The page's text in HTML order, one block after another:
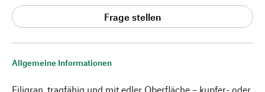
Allgemeine Informationen
Filigran, tragfähig und mit edler Oberfläche – kupfer- oder
Frage stellen